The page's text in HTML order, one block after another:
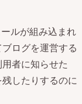
ルが組み込まれ
ログを運営する
者に知らせた
したりするのに